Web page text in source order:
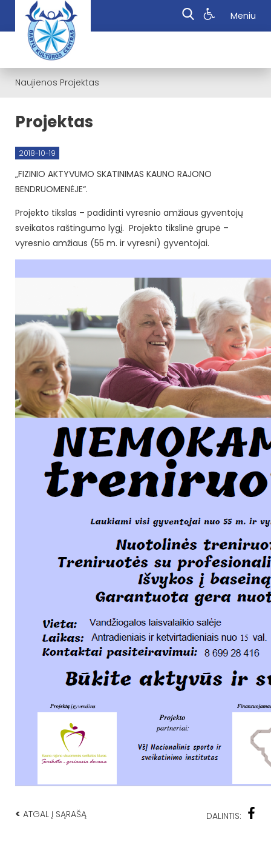
Meniu
Naujienos Projektas
Projektas
2018-10-19
„FIZINIO AKTYVUMO SKATINIMAS KAUNO RAJONO
BENDRUOMENĖJE“.
Projekto tikslas – padidinti vyresnio amžiaus gyventojų
sveikatos raštingumo lygį. Projekto tikslinė grupė –
vyresnio amžiaus (55 m. ir vyresni) gyventojai.
< ATGAL Į SĄRAŠĄ DALINTIS: